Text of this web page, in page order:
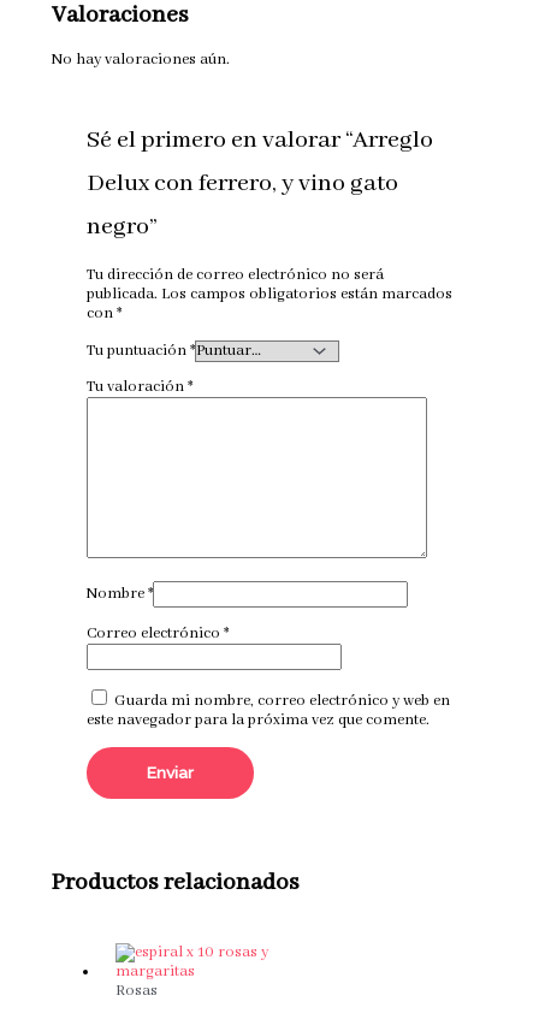
Valoraciones
No hay valoraciones aún.
Sé el primero en valorar “Arreglo
Delux con ferrero, y vino gato
negro”
Tu dirección de correo electrónico no será
publicada. Los campos obligatorios están marcados
con*
Tu puntuación*
Tu valoración*
Nombre*
Correo electrónico *
Guarda mi nombre, correo electrónico y web en
este navegador para la próxima vez que comente.
Productos relacionados
Rosas